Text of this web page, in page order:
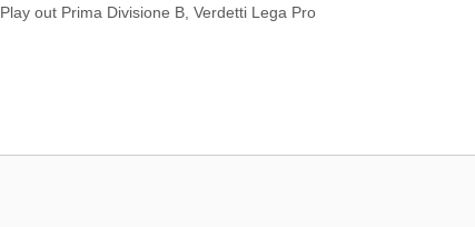
Play out Prima Divisione B ,Verdetti Lega Pro